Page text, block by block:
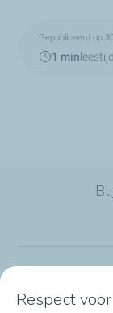
Gepubliceerd op
1 minleestijd
Respect